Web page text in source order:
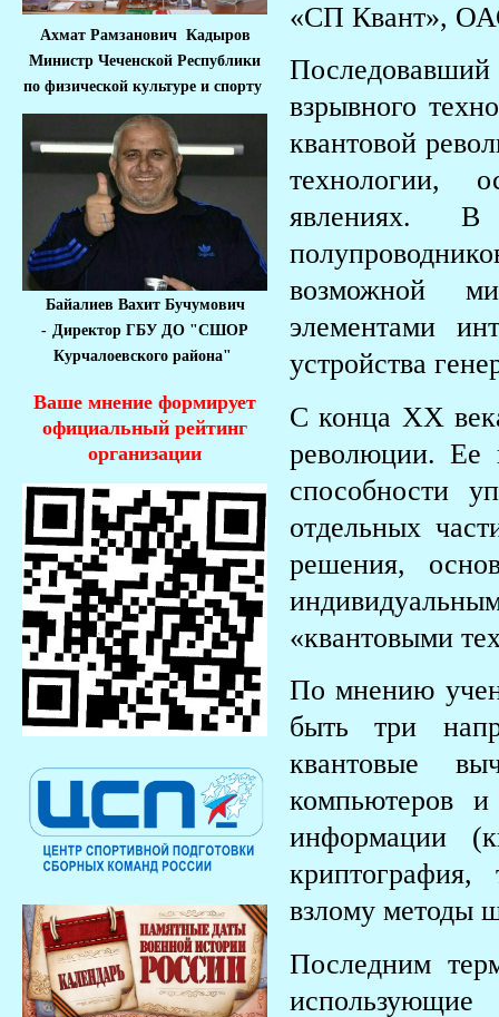
Ахмат Рамзанович Кадыров
Министр Чеченской Республики
по физической культуре и спорту
Байалиев Вахит Бучумович
- Директор ГБУ ДО "СШОР
Курчалоевского района"
Ваше мнение формирует
официальный рейтинг
организации
«СП Квант»,
взрывного
квантовой
технологии,
явлениях.
возможной
элементами
устройства
С конца XX
революции. Ее
способности
отдельных
решения,
«квантовыми
По мнению
быть три
квантовые
компьютеров
информации
взлому методы
Последним